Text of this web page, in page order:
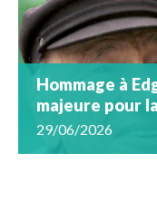
Hommage à
majeure pour
29/06/2026